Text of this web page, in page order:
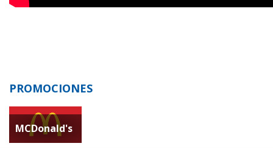
PROMOCIONES
MCDonald's